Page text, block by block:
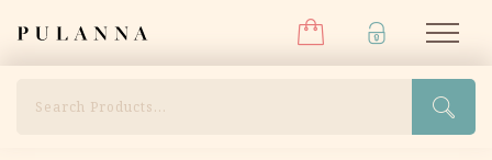
sisu
Menüü